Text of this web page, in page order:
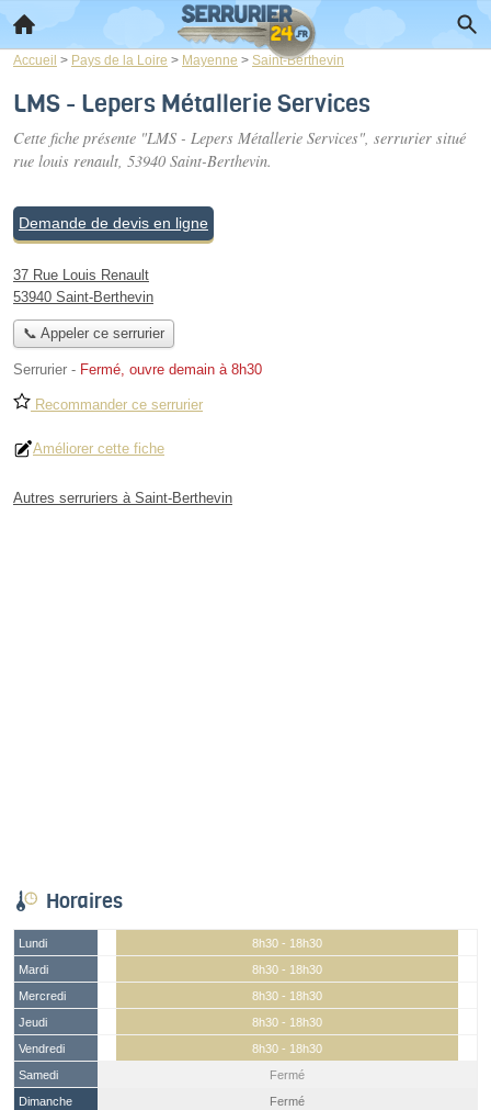
Accueil > Pays de la Loire > Mayenne > Saint-Berthevin
LMS - Lepers Métallerie Services
Cette fiche présente "LMS - Lepers Métallerie Services", serrurier situé
rue louis renault, 53940 Saint-Berthevin.
Demande de devis en ligne
37 Rue Louis Renault
53940 Saint-Berthevin
📞 Appeler ce serrurier
Serrurier - Fermé, ouvre demain à 8h30
Recommander ce serrurier
Améliorer cette fiche
Autres serruriers à Saint-Berthevin
Horaires
Lundi
8h30 - 18h30
Mardi
8h30 - 18h30
Mercredi
8h30 - 18h30
Jeudi
8h30 - 18h30
Vendredi
8h30 - 18h30
Samedi
Fermé
Dimanche
Fermé